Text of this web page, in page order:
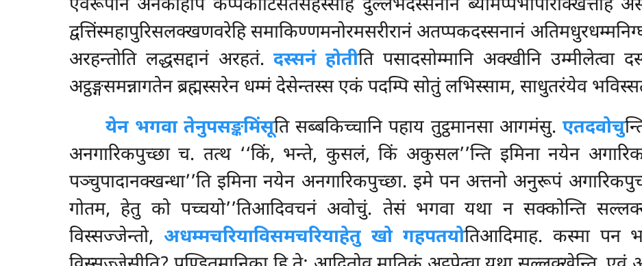
एवरूपानं अनेकेहिपि कप्पकोटिसतसहस्सेहि दुल्लभदस्सनानं ब्यामप्पभापरिक्खित्तेहि
द्वत्तिंस्महापुरिसलक्खणवरेहि समाकिण्णमनोरमसरीरानं अतप्पकदस्सनानं
अरहन्तोति लद्धसद्दानं अरहतं.दस्सनं होतीति पसादसोम्मानि अक्खीनि उम्मीलेत्वा
अट्ठङ्गसमन्नागतेन ब्रह्मस्सरेन धम्मंदेसेन्तस्स एकं पदम्पि सोतुं लभिस्साम, साधुतरंयेव
येन भगवा तेनुपसङ्कमिंसूति सब्बकिच्चानि पहाय तुट्ठमानसा आगमंसु.एतदवोचु
अनगारिकपुच्छा च. तत्थ ‘‘किं, भन्ते, कुसलं, किं अकुसल’’न्ति इमिना नयेन
पञ्चुपादानक्खन्धा’’ति इमिना नयेन अनगारिकपुच्छा. इमे पन अत्तनो अनुरूपं
गोतम, हेतु को पच्चयो’’तिआदिवचनं अवोचुं. तेसं भगवा यथा न सक्कोन्ति
विस्सज्जेन्तो, अधम्मचरियाविसमचरियाहेतु खो गहपतयोतिआदिमाह. कस्मा पन